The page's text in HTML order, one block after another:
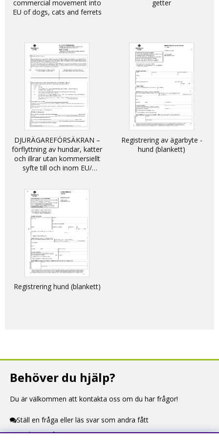
commercial movement into
EU of dogs, cats and ferrets
getter
DJURÄGAREFÖRSÄKRAN –
förflyttning av hundar, katter
och illrar utan kommersiellt
syfte till och inom EU/
dogs, cats and ferrets into
and within the EU
Registrering av ägarbyte -
hund (blankett)
Registrering hund (blankett)
Behöver du hjälp?
Du är välkommen att kontakta oss om du har frågor!
Ställ en fråga eller läs svar som andra fått
Kontaktuppgifter